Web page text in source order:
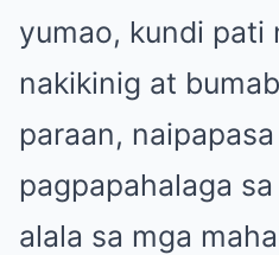
yumao, kundi pati
nakikinig at
paraan,
pagpapahalaga
alala sa mga